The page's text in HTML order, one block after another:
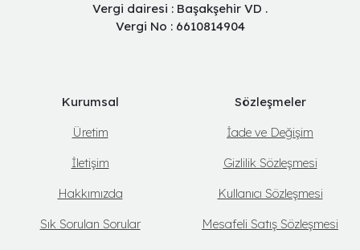
Vergi dairesi : Başakşehir VD .
Vergi No : 6610814904
Kurumsal
Üretim
İletişim
Hakkımızda
Sık Sorulan Sorular
Sözleşmeler
İade ve Değişim
Gizlilik Sözleşmesi
Kullanıcı Sözleşmesi
Mesafeli Satış Sözleşmesi